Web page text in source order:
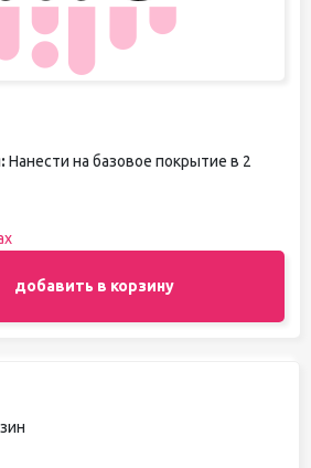
Нанести на базовое покрытие в 2
добавить в корзину